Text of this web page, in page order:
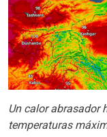
Un calor abrasador
temperaturas